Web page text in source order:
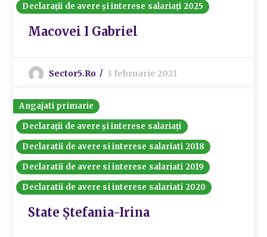
Declarații de avere și interese salariați 2025
Macovei I Gabriel
Sector5.ro 3 februarie 2021
Angajati primarie
Declarații de avere și interese salariați
Declaratii de avere si interese salariati 2018
Declaratii de avere si interese salariati 2019
Declaratii de avere si interese salariati 2020
State Ștefania-Irina